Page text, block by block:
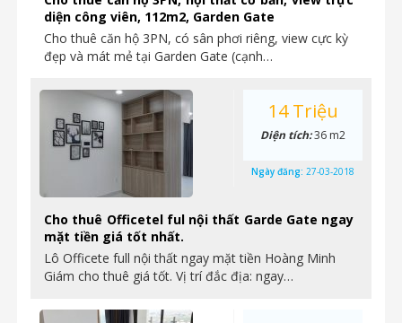
diện công viên, 112m2, Garden Gate
Cho thuê căn hộ 3PN, có sân phơi riêng, view cực kỳ
đẹp và mát mẻ tại Garden Gate (cạnh…
Cho thuê Officetel ful nội thất Garde Gate ngay
mặt tiền giá tốt nhất.
Lô Officete full nội thất ngay mặt tiền Hoàng Minh
Giám cho thuê giá tốt. Vị trí đắc địa: ngay…
14 Triệu
Diện tích:36 m2
Ngày đăng: 27-03-2018